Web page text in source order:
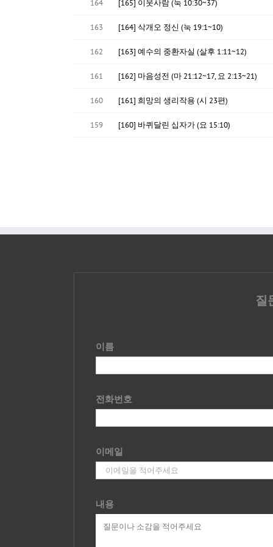
164 [165] 이웃사람 (눅 10:30~37)
163 [164] 삭개오 정신 (눅 19:1~10)
162 [163] 예수의 중환자실 (살후 1:11~12)
161 [162] 마음성전 (마 21:12~17, 요 2:13~21)
160 [161] 희망의 생리작용 (시 23편)
159 [160] 바퀴달린 십자가 (요 15:10)
질
이름
전화번호
이메일
내용